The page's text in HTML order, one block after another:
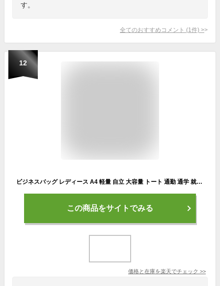
す。
全てのおすすめコメント (1 件) >
12
ビジネスバッグ レディース A4 軽量 自立 大容量 トート 通勤 通学 就活 転職 面接 バッグ カバン 防水 トートバッグ ファスナー ショルダー カジュアル 2way 斜めがけ おしゃれ 無地 営業 仕事 ビジネス 20代 パソコン 出張 ノートPC
この商品をサイトでみる
価格と在庫を楽天でチェック >>